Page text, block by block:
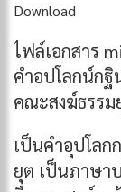
Download
ไฟล์เอกสาร
คำอปโลกน์ก
คณะสงฆ์ธรร
เป็นคำอุปโลก
ยุต เป็นภาษา